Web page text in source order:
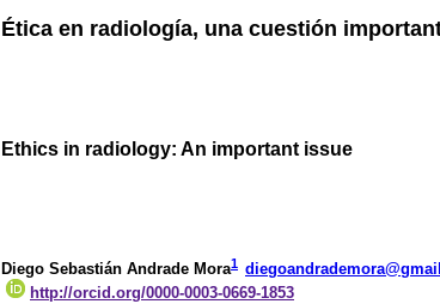
Ética en radiología, una cuestión
Ethics in radiology: An important issue
Diego Sebastián Andrade Mora1
http://orcid.org/0000-0003-0669-1853